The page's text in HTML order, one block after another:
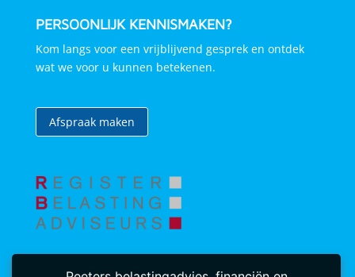
PERSOONLIJK KENNISMAKEN?
Kom langs voor een vrijblijvend gesprek en ontdek
wat we voor u kunnen betekenen.
Afspraak maken